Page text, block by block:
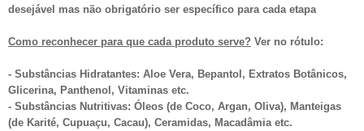
desejável mas não obrigatório ser específico para cada etapa
Como reconhecer para que cada produto serve? Ver no rótulo:
- Substâncias Hidratantes: Aloe Vera, Bepantol, Extratos Botânicos,
Glicerina, Panthenol, Vitaminas etc.
- Substâncias Nutritivas: Óleos (de Coco, Argan, Oliva), Manteigas
(de Karité, Cupuaçu, Cacau), Ceramidas, Macadâmia etc.